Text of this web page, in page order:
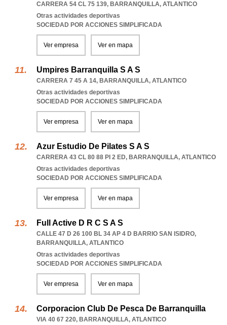
CARRERA 54 CL 75 139, BARRANQUILLA, ATLANTICO
Otras actividades deportivas
SOCIEDAD POR ACCIONES SIMPLIFICADA
Ver empresa Ver en mapa
Umpires Barranquilla S A S
CARRERA 7 45 A 14, BARRANQUILLA, ATLANTICO
Otras actividades deportivas
SOCIEDAD POR ACCIONES SIMPLIFICADA
Ver empresa Ver en mapa
Azur Estudio De Pilates S A S
CARRERA 43 CL 80 88 PI 2 ED, BARRANQUILLA, ATLANTICO
Otras actividades deportivas
SOCIEDAD POR ACCIONES SIMPLIFICADA
Ver empresa Ver en mapa
Full Active D R C S A S
CALLE 47 D 26 100 BL 34 AP 4 D BARRIO SAN ISIDRO,
BARRANQUILLA, ATLANTICO
Otras actividades deportivas
SOCIEDAD POR ACCIONES SIMPLIFICADA
Ver empresa Ver en mapa
Corporacion Club De Pesca De Barranquilla
VIA 40 67 220, BARRANQUILLA, ATLANTICO